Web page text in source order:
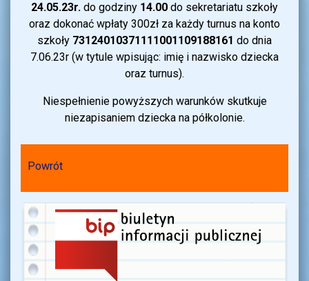
24.05.23r. do godziny 14.00 do sekretariatu szkoły
oraz dokonać wpłaty 300zł za każdy turnus na konto
szkoły 73124010371111001109188161 do dnia
7.06.23r (w tytule wpisując: imię i nazwisko dziecka
oraz turnus).
Niespełnienie powyższych warunków skutkuje
niezapisaniem dziecka na półkolonie.
Powrót